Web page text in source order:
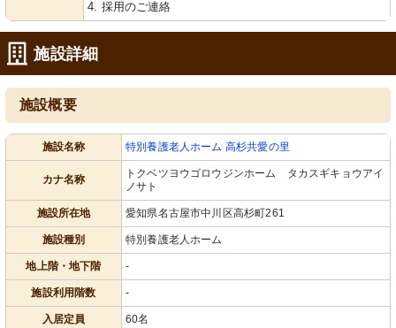
4. 採用のご連絡
施設詳細
施設概要
施設名称 特別養護老人ホーム 高杉共愛の里
カナ名称
トクベツヨウゴロウジンホーム タカスギキョウアイ
ノサト
施設所在地 愛知県名古屋市中川区高杉町261
施設種別 特別養護老人ホーム
地上階・地下階 -
施設利用階数 -
入居定員 60名